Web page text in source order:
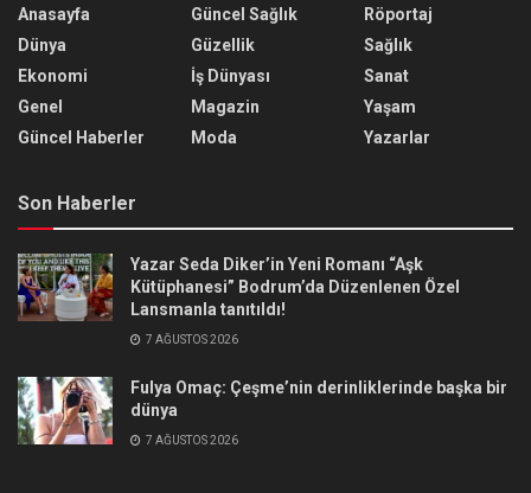
Anasayfa
Dünya
Ekonomi
Genel
Güncel Haberler
Güncel Sağlık
Güzellik
İş Dünyası
Magazin
Moda
Röportaj
Sağlık
Sanat
Yaşam
Yazarlar
Son Haberler
Yazar Seda Diker’in Yeni Romanı “Aşk
Kütüphanesi” Bodrum’da Düzenlenen Özel
Lansmanla tanıtıldı!
7 AĞUSTOS 2026
Fulya Omaç: Çeşme’nin derinliklerinde başka bir
dünya
7 AĞUSTOS 2026